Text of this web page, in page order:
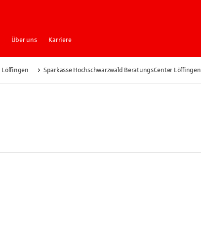
Über uns Karriere
Löffingen Sparkasse Hochschwarzwald BeratungsCenter Löffingen